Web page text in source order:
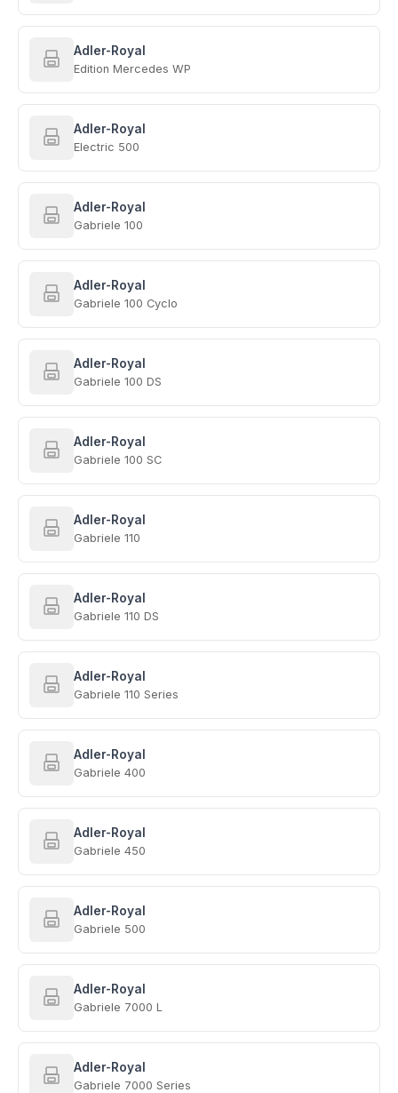
Adler-Royal
Edition Mercedes WP
Adler-Royal
Electric 500
Adler-Royal
Gabriele 100
Adler-Royal
Gabriele 100 Cyclo
Adler-Royal
Gabriele 100 DS
Adler-Royal
Gabriele 100 SC
Adler-Royal
Gabriele 110
Adler-Royal
Gabriele 110 DS
Adler-Royal
Gabriele 110 Series
Adler-Royal
Gabriele 400
Adler-Royal
Gabriele 450
Adler-Royal
Gabriele 500
Adler-Royal
Gabriele 7000 L
Adler-Royal
Gabriele 7000 Series